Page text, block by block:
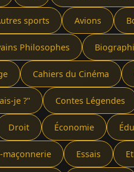
sports Avions
Philosophes
Cahiers du Cinéma
je ?" Contes Légendes
Droit Économie
maçonnerie Essais